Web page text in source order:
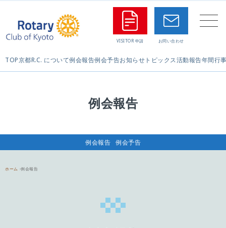
TOP京都R.C. について例会報告例会予告お知らせ トピックス活動報告年間行
例会報告
例会報告 例会予告
ホーム 例会報告